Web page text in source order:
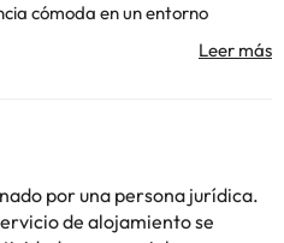
cómoda en un entorno
podemos borrar de Internet.
19), el alojamiento aplica
adicionales en estos
(COVID-19), este alojamiento
por una persona jurídica.
de alojamiento se